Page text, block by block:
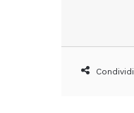
Condividi